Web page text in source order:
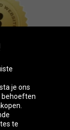
je ons
behoeften
te